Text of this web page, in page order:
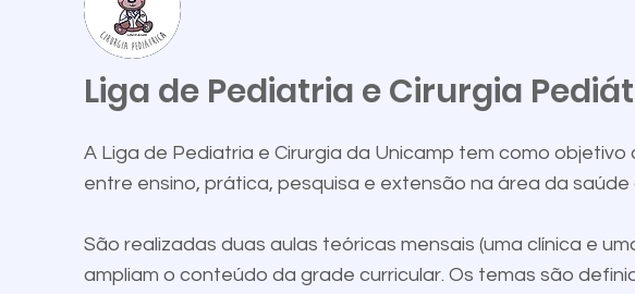
Liga de Pediatria e Cirurgia
A Liga de Pediatria e Cirurgia da Unicamp tem como
entre ensino, prática, pesquisa e extensão na área da
São realizadas duas aulas teóricas mensais (uma clínica e
ampliam o conteúdo da grade curricular. Os temas são